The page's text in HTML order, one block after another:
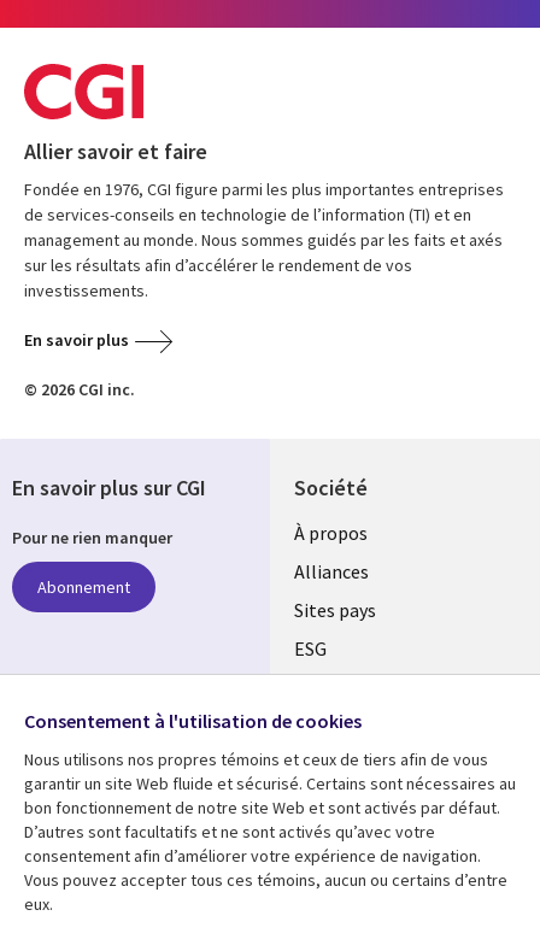
Allier savoir et faire
Fondée en 1976, CGI figure parmi les plus importantes entreprises
de services-conseils en technologie de l’information (TI) et en
management au monde. Nous sommes guidés par les faits et axés
sur les résultats afin d’accélérer le rendement de vos
investissements.
En savoir plus
© 2026 CGI inc.
Société
À propos
Alliances
Sites pays
ESG
Fusions
Salle de presse
Ressources
Articles
Support
En savoir plus sur CGI
Pour ne rien manquer
Abonnement
Suivez-nous
Social
Media
Global
FR
Consentement à l'utilisation de cookies
Nous utilisons nos propres témoins et ceux de tiers afin de vous
garantir un site Web fluide et sécurisé. Certains sont nécessaires au
bon fonctionnement de notre site Web et sont activés par défaut.
D’autres sont facultatifs et ne sont activés qu’avec votre
consentement afin d’améliorer votre expérience de navigation.
Vous pouvez accepter tous ces témoins, aucun ou certains d’entre
eux.